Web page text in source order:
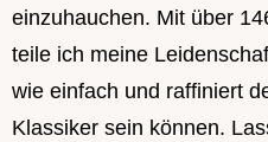
einzuhauchen. Mit über
teile ich meine
wie einfach und raffiniert
Klassiker sein können.